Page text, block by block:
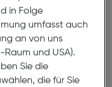
II
in Folge
umfasst auch
an von uns
und USA).
Sie die
die für Sie